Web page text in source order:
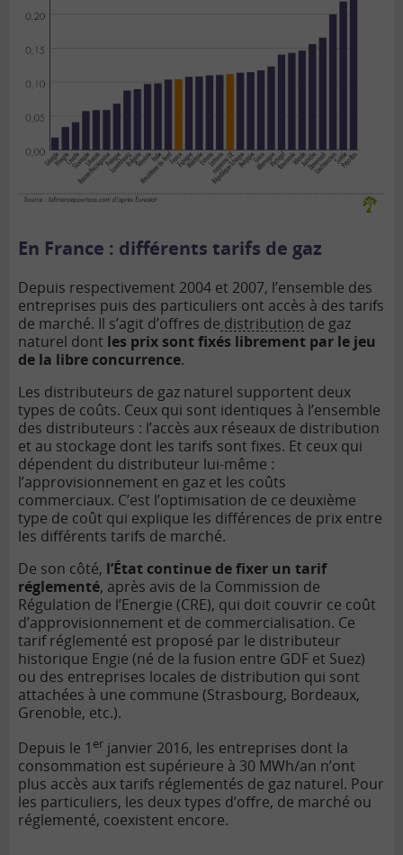
En France : différents tarifs de gaz
Depuis respectivement 2004 et 2007, l’ensemble des
entreprises puis des particuliers ont accès à des tarifs
de marché. Il s’agit d’offres de distribution de gaz
naturel dont les prix sont fixés librement par le jeu
de la libre concurrence.
Les distributeurs de gaz naturel supportent deux
types de coûts. Ceux qui sont identiques à l’ensemble
des distributeurs : l’accès aux réseaux de distribution
et au stockage dont les tarifs sont fixes. Et ceux qui
dépendent du distributeur lui-même :
l’approvisionnement en gaz et les coûts
commerciaux. C’est l’optimisation de ce deuxième
type de coût qui explique les différences de prix entre
les différents tarifs de marché.
De son côté, l’État continue de fixer un tarif
réglementé, après avis de la Commission de
Régulation de l’Energie (CRE), qui doit couvrir ce coût
d’approvisionnement et de commercialisation. Ce
tarif réglementé est proposé par le distributeur
historique Engie (né de la fusion entre GDF et Suez)
ou des entreprises locales de distribution qui sont
attachées à une commune (Strasbourg, Bordeaux,
Grenoble, etc.).
Depuis le 1 er janvier 2016, les entreprises dont la
consommation est supérieure à 30 MWh/an n’ont
plus accès aux tarifs réglementés de gaz naturel. Pour
les particuliers, les deux types d’offre, de marché ou
réglementé, coexistent encore.